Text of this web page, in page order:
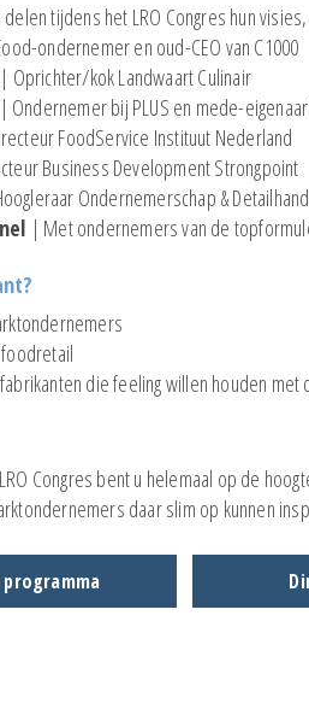
tijdens het LRO Congres hun
ondernemer en oud-CEO van C1000
| Oprichter/kok Landwaart Culinair
| Ondernemer bij PLUS en mede-
FoodService Instituut Nederland
Business Development Strongpoint
Ondernemerschap &
| Met ondernemers van de
die feeling willen houden met
Congres bent u helemaal op de
daar slim op kunnen